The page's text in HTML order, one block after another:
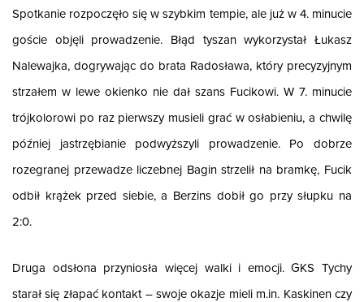
Spotkanie rozpoczęło się w szybkim tempie, ale już w 4. minucie
goście objęli prowadzenie. Błąd tyszan wykorzystał Łukasz
Nalewajka, dogrywając do brata Radosława, który precyzyjnym
strzałem w lewe okienko nie dał szans Fucikowi. W 7. minucie
trójkolorowi po raz pierwszy musieli grać w osłabieniu, a chwilę
później jastrzębianie podwyższyli prowadzenie. Po dobrze
rozegranej przewadze liczebnej Bagin strzelił na bramkę, Fucik
odbił krążek przed siebie, a Berzins dobił go przy słupku na
2:0.
Druga odsłona przyniosła więcej walki i emocji. GKS Tychy
starał się złapać kontakt – swoje okazje mieli m.in. Kaskinen czy